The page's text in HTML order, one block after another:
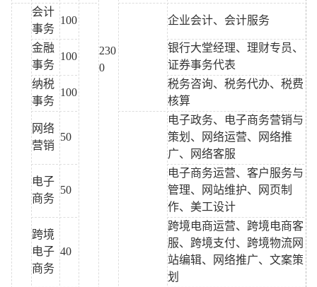
230
0
会计
事务
100 企业会计、会计服务
金融
事务
100
银行大堂经理、理财专员、
证券事务代表
纳税
事务
100
税务咨询、税务代办、税费
核算
网络
营销
50
电子政务、电子商务营销与
策划、网络运营、网络推
广、网络客服
电子
商务
50
电子商务运营、客户服务与
管理、网站维护、网页制
作、美工设计
跨境
电子
商务
40
跨境电商运营、跨境电商客
服、跨境支付、跨境物流网
站编辑、网络推广、文案策
划